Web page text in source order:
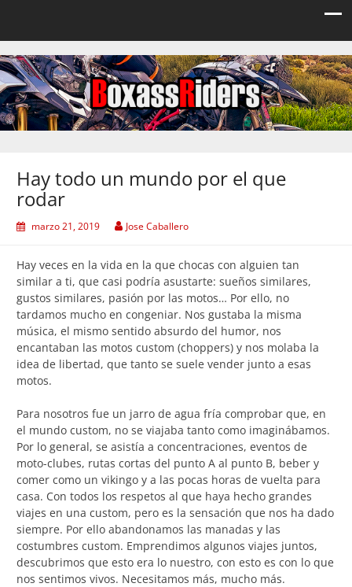
Boxassriders
Viajes, rutas y eventos moteros
Hay todo un mundo por el que
rodar
marzo 21, 2019 Jose Caballero
Hay veces en la vida en la que chocas con alguien tan
similar a ti, que casi podría asustarte: sueños similares,
gustos similares, pasión por las motos… Por ello, no
tardamos mucho en congeniar. Nos gustaba la misma
música, el mismo sentido absurdo del humor, nos
encantaban las motos custom (choppers) y nos molaba la
idea de libertad, que tanto se suele vender junto a esas
motos.
Para nosotros fue un jarro de agua fría comprobar que, en
el mundo custom, no se viajaba tanto como imaginábamos.
Por lo general, se asistía a concentraciones, eventos de
moto-clubes, rutas cortas del punto A al punto B, beber y
comer como un vikingo y a las pocas horas de vuelta para
casa. Con todos los respetos al que haya hecho grandes
viajes en una custom, pero es la sensación que nos ha dado
siempre. Por ello abandonamos las manadas y las
costumbres custom. Emprendimos algunos viajes juntos,
descubrimos que esto era lo nuestro, con esto es con lo que
nos sentimos vivos. Necesitamos más, mucho más.